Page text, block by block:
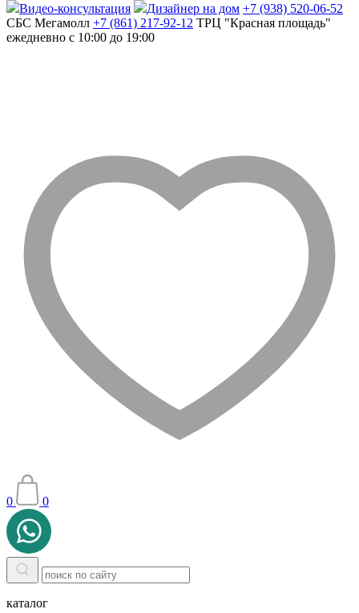
Видео-консультация
Дизайнер на дом +7 (938) 520-06-52
СБС Мегамолл +7 (861) 217-92-12 ТРЦ "Красная площадь"
ежедневно с 10:00 до 19:00
0 0
каталог